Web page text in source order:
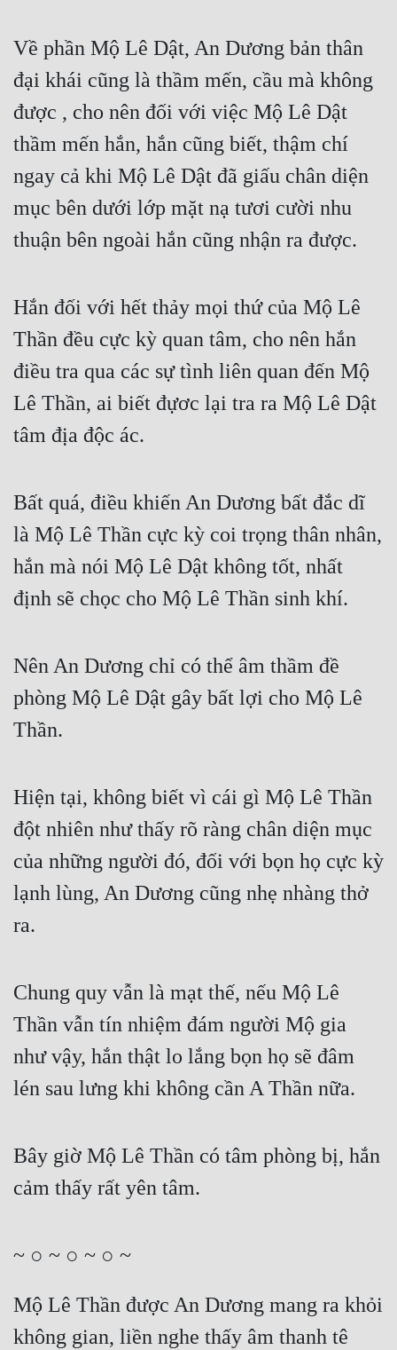
Về phần Mộ Lê Dật, An Dương bản thân
đại khái cũng là thầm mến, cầu mà không
được , cho nên đối với việc Mộ Lê Dật
thầm mến hắn, hắn cũng biết, thậm chí
ngay cả khi Mộ Lê Dật đã giấu chân diện
mục bên dưới lớp mặt nạ tươi cười nhu
thuận bên ngoài hắn cũng nhận ra được.
Hắn đối với hết thảy mọi thứ của Mộ Lê
Thần đều cực kỳ quan tâm, cho nên hắn
điều tra qua các sự tình liên quan đến Mộ
Lê Thần, ai biết đựơc lại tra ra Mộ Lê Dật
tâm địa độc ác.
Bất quá, điều khiến An Dương bất đắc dĩ
là Mộ Lê Thần cực kỳ coi trọng thân nhân,
hắn mà nói Mộ Lê Dật không tốt, nhất
định sẽ chọc cho Mộ Lê Thần sinh khí.
Nên An Dương chỉ có thể âm thầm đề
phòng Mộ Lê Dật gây bất lợi cho Mộ Lê
Thần.
Hiện tại, không biết vì cái gì Mộ Lê Thần
đột nhiên như thấy rõ ràng chân diện mục
của những người đó, đối với bọn họ cực kỳ
lạnh lùng, An Dương cũng nhẹ nhàng thở
ra.
Chung quy vẫn là mạt thế, nếu Mộ Lê
Thần vẫn tín nhiệm đám người Mộ gia
như vậy, hắn thật lo lắng bọn họ sẽ đâm
lén sau lưng khi không cần A Thần nữa.
Bây giờ Mộ Lê Thần có tâm phòng bị, hắn
cảm thấy rất yên tâm.
~ ○ ~ ○ ~ ○ ~
Mộ Lê Thần được An Dương mang ra khỏi
không gian, liền nghe thấy âm thanh tê